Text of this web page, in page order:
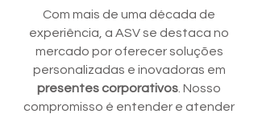
Com mais de uma década de
experiência, a ASV se destaca no
mercado por oferecer soluções
personalizadas e inovadoras em
presentes corporativos . Nosso
compromisso é entender e atender